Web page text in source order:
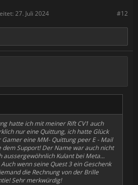
#12
27. Juli 2024
hatte ich mit meiner Rift CV1 auch
nur eine Quittung, ich hatte Glück
eine MM- Quittung peer E - Mail
Support! Der Name war auch nicht
aussergewöhnlich Kulant bei Meta...
wenn seine Quest 3 ein Geschenk
die Rechnung von der Brille
Sehr merkwürdig!